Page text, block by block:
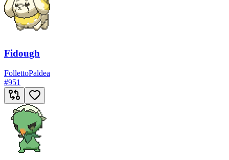
Fidough
FollettoPaldea
#951